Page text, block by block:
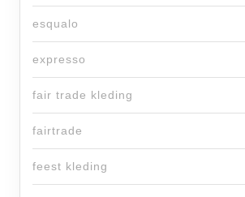
esqualo
expresso
fair trade kleding
fairtrade
feest kleding